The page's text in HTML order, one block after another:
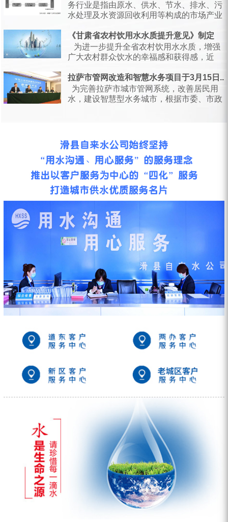
务行业是指由原水、供水、节水、排水、污
水处理及水资源回收利用等构成的市场产业
生活的...
《甘肃省农村饮用水水质提升意见》制定
为进一步提升全省农村饮用水水质，增强
广大农村群众饮水的幸福感和获得感，近
拉萨市管网改造和智慧水务项目于3月15日...
为完善拉萨市城市管网系统，改善居民用
水，建设智慧型水务城市，根据市委、市政